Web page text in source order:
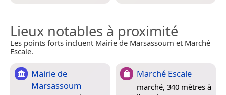
Lieux notables à proximité
Les points forts incluent Mairie de Marsassoum et Marché
Escale.
Mairie de
Marsassoum
Marché Escale
marché, 340 mètres à